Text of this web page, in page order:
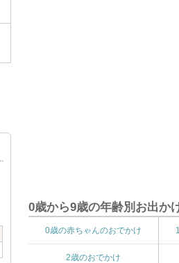
0歳から9歳の年齢別お出か
0歳の赤ちゃんのおでかけ
2歳のおでかけ